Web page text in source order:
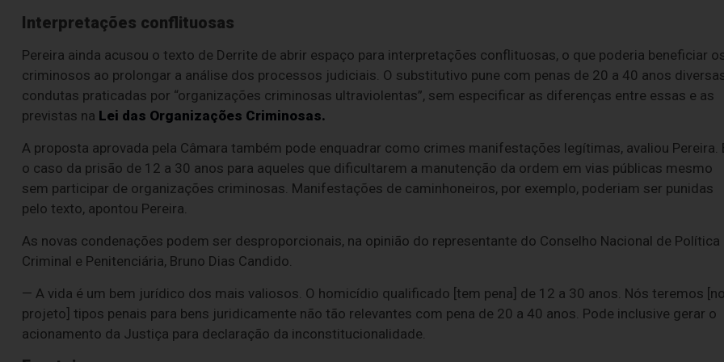
Interpretações conflituosas
Pereira ainda acusou o texto de Derrite de abrir espaço para interpretações conflituosas, o que poderia beneficiar
criminosos ao prolongar a análise dos processos judiciais. O substitutivo pune com penas de 20 a 40 anos
condutas praticadas por “organizações criminosas ultraviolentas”, sem especificar as diferenças entre essas e as
previstas na Lei das Organizações Criminosas.
A proposta aprovada pela Câmara também pode enquadrar como crimes manifestações legítimas, avaliou Pereira.
o caso da prisão de 12 a 30 anos para aqueles que dificultarem a manutenção da ordem em vias públicas mesmo
sem participar de organizações criminosas. Manifestações de caminhoneiros, por exemplo, poderiam ser punidas
pelo texto, apontou Pereira.
As novas condenações podem ser desproporcionais, na opinião do representante do Conselho Nacional de Política
Criminal e Penitenciária, Bruno Dias Candido.
— A vida é um bem jurídico dos mais valiosos. O homicídio qualificado [tem pena] de 12 a 30 anos. Nós teremos [no
projeto] tipos penais para bens juridicamente não tão relevantes com pena de 20 a 40 anos. Pode inclusive gerar o
acionamento da Justiça para declaração da inconstitucionalidade.